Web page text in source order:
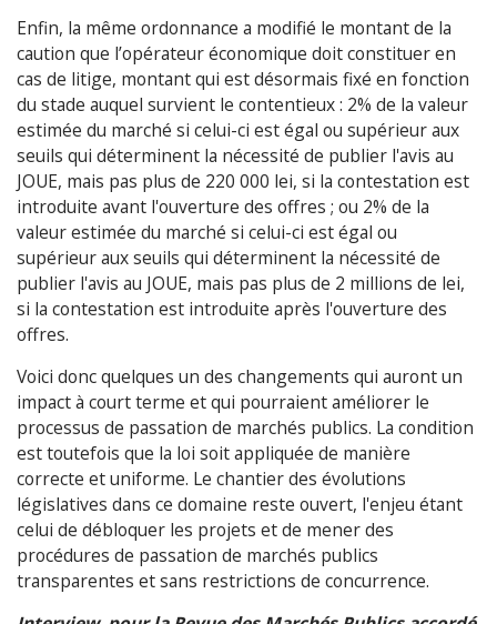
Enfin, la même ordonnance a modifié le montant de la
caution que l’opérateur économique doit constituer en
cas de litige, montant qui est désormais fixé en fonction
du stade auquel survient le contentieux : 2% de la valeur
estimée du marché si celui-ci est égal ou supérieur aux
seuils qui déterminent la nécessité de publier l'avis au
JOUE, mais pas plus de 220 000 lei, si la contestation est
introduite avant l'ouverture des offres ; ou 2% de la
valeur estimée du marché si celui-ci est égal ou
supérieur aux seuils qui déterminent la nécessité de
publier l'avis au JOUE, mais pas plus de 2 millions de lei,
si la contestation est introduite après l'ouverture des
offres.
Voici donc quelques un des changements qui auront un
impact à court terme et qui pourraient améliorer le
processus de passation de marchés publics. La condition
est toutefois que la loi soit appliquée de manière
correcte et uniforme. Le chantier des évolutions
législatives dans ce domaine reste ouvert, l'enjeu étant
celui de débloquer les projets et de mener des
procédures de passation de marchés publics
transparentes et sans restrictions de concurrence.